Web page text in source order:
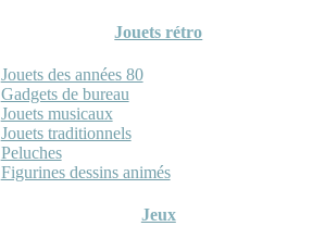
Jouets rétro
Jouets des années 80
Gadgets de bureau
Jouets musicaux
Jouets traditionnels
Peluches
Figurines dessins animés
Jeux